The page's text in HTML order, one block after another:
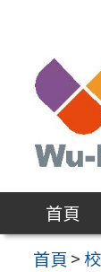
區
首頁
首頁 >